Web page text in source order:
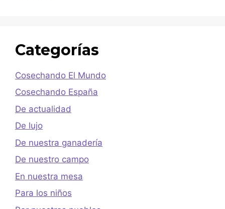
Categorías
Cosechando El Mundo
Cosechando España
De actualidad
De lujo
De nuestra ganadería
De nuestro campo
En nuestra mesa
Para los niños